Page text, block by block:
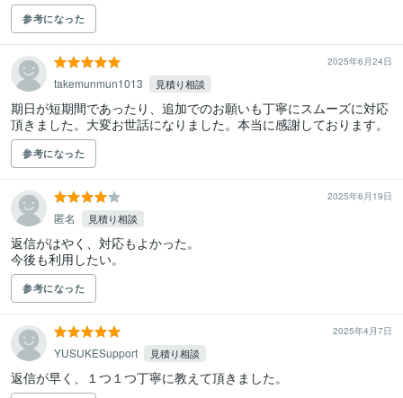
参考になった
2025年6月24日
takemunmun1013 見積り相談
期日が短期間であったり、追加でのお願いも丁寧にスムーズに対応
頂きました。大変お世話になりました。本当に感謝しております。
参考になった
2025年6月19日
匿名 見積り相談
返信がはやく、対応もよかった。
今後も利用したい。
参考になった
2025年4月7日
YUSUKESupport 見積り相談
返信が早く、１つ１つ丁寧に教えて頂きました。